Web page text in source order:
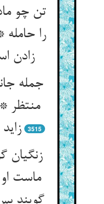
تن چو
را
جمله
منتظر
3515
زنگیان
ماست
گویند